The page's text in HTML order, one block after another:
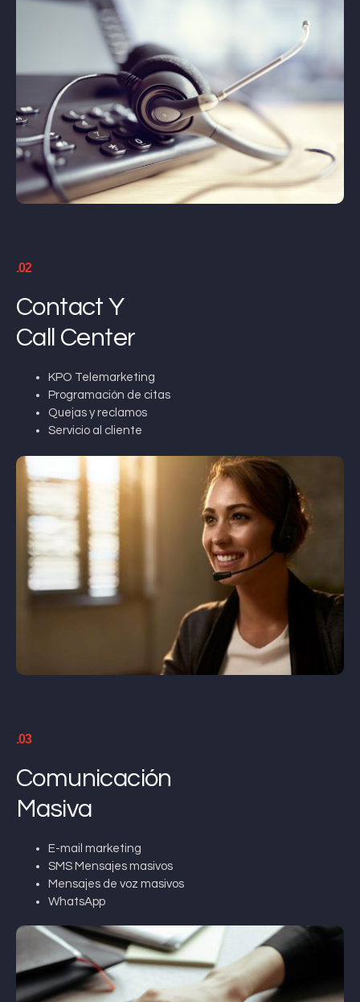
.02
Contact Y
Call Center
KPO Telemarketing
Programación de citas
Quejas y reclamos
Servicio al cliente
.03
Comunicación
Masiva
E-mail marketing
SMS Mensajes masivos
Mensajes de voz masivos
WhatsApp